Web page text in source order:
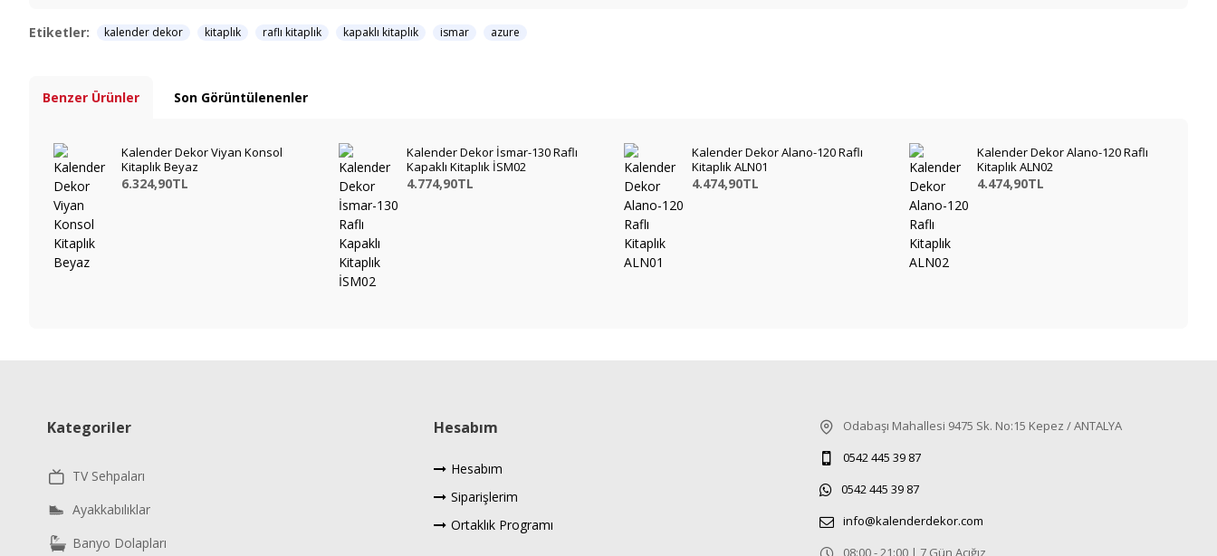
Etiketler: kalender dekor kitaplık raflı kitaplık kapaklı kitaplık ismar azure
Benzer Ürünler Son Görüntülenenler
Kalender Dekor Viyan Konsol
Kitaplık Beyaz
6.324,90TL
Kalender Dekor İsmar-130 Raflı
Kapaklı Kitaplık İSM02
4.774,90TL
Kalender Dekor Alano-120 Raflı
Kitaplık ALN01
4.474,90TL
Kalender Dekor Alano-120 Raflı
Kitaplık ALN02
4.474,90TL
Kategoriler
TV Sehpaları
Ayakkabılıklar
Banyo Dolapları
Hesabım
Hesabım
Siparişlerim
Ortaklık Programı
Odabaşı Mahallesi 9475 Sk. No:15 Kepez / ANTALYA
0542 445 39 87
0542 445 39 87
info@kalenderdekor.com
08:00 - 21:00 | 7 Gün Açığız